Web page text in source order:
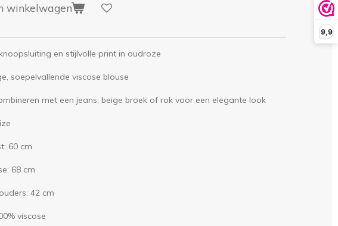
9,9
winkelwagen
en stijlvolle print in oudroze
soepelvallende viscose blouse
met een jeans, beige broek of rok voor een elegante look
60 cm
68 cm
42 cm
viscose